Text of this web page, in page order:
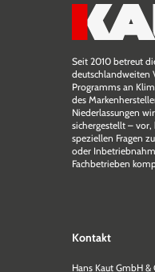
Seit 2010 betreut
deutschlandweiten
Programms an
des
Niederlassungen
sichergestellt –
speziellen Fragen
oder
Fachbetrieben
Kontakt
Hans Kaut GmbH &